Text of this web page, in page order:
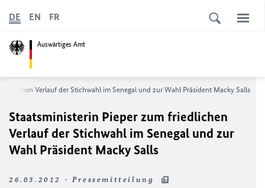
Auswärtiges Amt
DE EN FR
Verlauf der Stichwahl im Senegal und zur Wahl Präsident Macky Salls
Staatsministerin Pieper zum friedlichen
Verlauf der Stichwahl im Senegal und zur
Wahl Präsident Macky Salls
26.03.2012 - Pressemitteilung